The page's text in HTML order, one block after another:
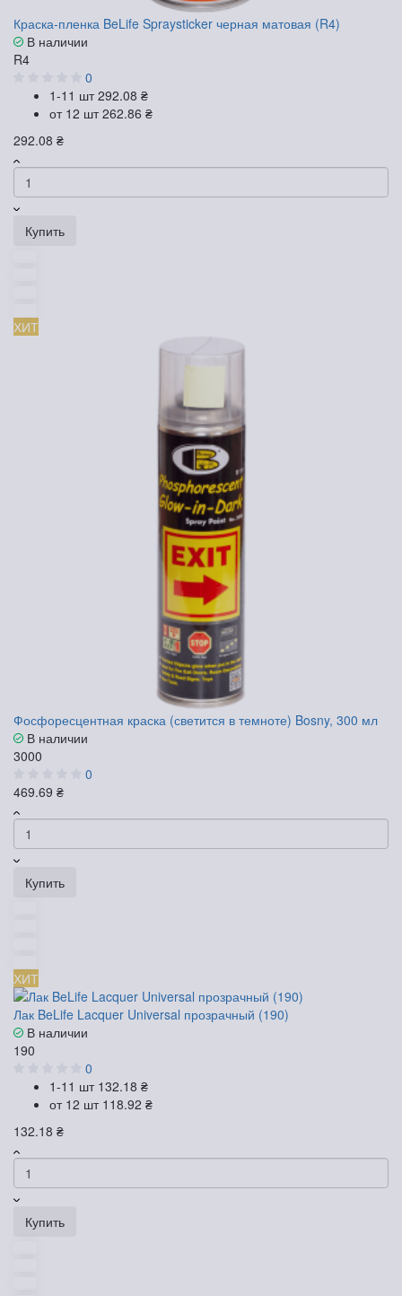
Краска-пленка BeLife Spraysticker черная матовая (R4)
В наличии
R4
0
1-11 шт292.08 ₴
от 12 шт262.86 ₴
292.08 ₴
Купить
ХИТ
Фосфоресцентная краска (светится в темноте) Bosny, 300 мл
В наличии
3000
0
469.69 ₴
Купить
ХИТ
Лак BeLife Lacquer Universal прозрачный (190)
В наличии
190
0
1-11 шт 132.18 ₴
от 12 шт 118.92 ₴
132.18 ₴
Купить